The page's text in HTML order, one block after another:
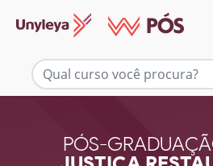
PÓS-
Mais